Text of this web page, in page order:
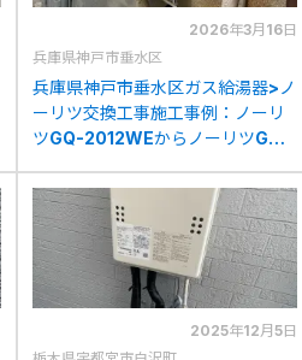
2026年3月16日
兵庫県神戸市垂水区
兵庫県神戸市垂水区ガス給湯器>ノ
ーリツ交換工事施工事例：ノーリ
ツGQ-2012WEからノーリツGQ-
2025年12月5日